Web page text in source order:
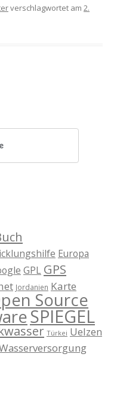
verschlagwortet am 2.
Europa
GPL GPS
Jordanien Karte
Source
SPIEGEL
Türkei Uelzen